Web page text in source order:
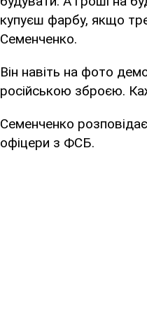
купуєш фарбу, якщо
Семенченко.
Він навіть на фото
російською зброєю.
Семенченко
офіцери з ФСБ.